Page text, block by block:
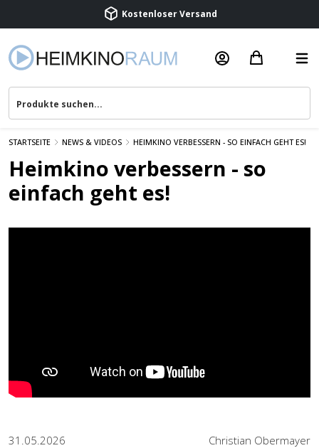
Beratung & Service
STARTSEITE NEWS & VIDEOS HEIMKINO VERBESSERN - SO EINFACH GEHT ES!
Heimkino verbessern - so
einfach geht es!
31.05.2026 Christian Obermayer